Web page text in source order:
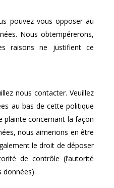
pouvez vous opposer au
Nous obtempérerons,
raisons ne justifient ce
nous contacter. Veuillez
au bas de cette politique
plainte concernant la façon
nous aimerions en être
le droit de déposer
de contrôle (l’autorité
données).